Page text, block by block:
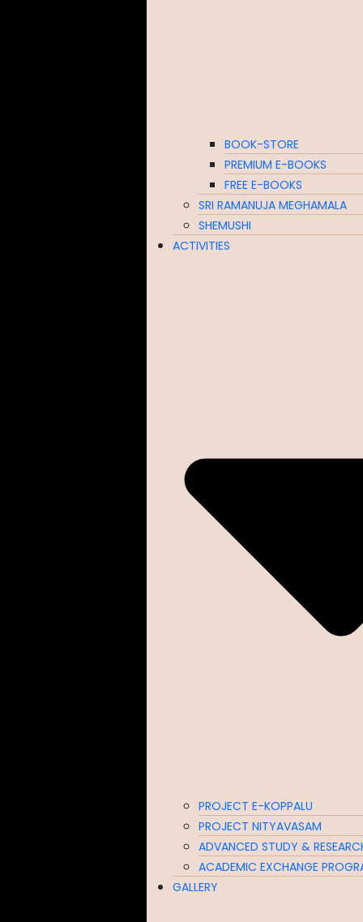
BOOK-STORE
PREMIUM E-BOOKS
FREE E-BOOKS
SRI RAMANUJA MEGHAMALA
SHEMUSHI
ACTIVITIES
PROJECT E-KOPPALU
PROJECT NITYAVASAM
ADVANCED STUDY &
ACADEMIC EXCHANGE
GALLERY